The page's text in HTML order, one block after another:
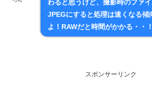
わると思うけど、撮影時のファ
JPEGにすると処理は速くなる傾
よ！RAWだと時間がかかる・・！
スポンサーリンク